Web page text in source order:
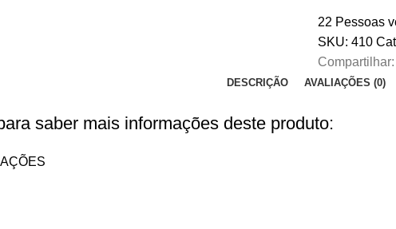
22 Pessoas
SKU: 410
Compartilhar:
DESCRIÇÃO AVALIAÇÕES (0)
saber mais informações deste produto: